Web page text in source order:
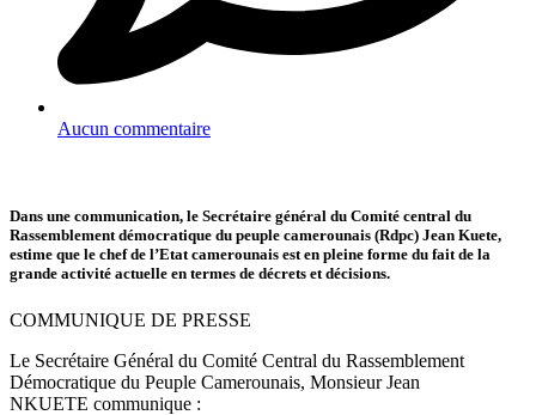
Aucun commentaire
Dans une communication, le Secrétaire général du Comité central du
Rassemblement démocratique du peuple camerounais (Rdpc) Jean Kuete,
estime que le chef de l’Etat camerounais est en pleine forme du fait de la
grande activité actuelle en termes de décrets et décisions.
COMMUNIQUE DE PRESSE
Le Secrétaire Général du Comité Central du Rassemblement
Démocratique du Peuple Camerounais, Monsieur Jean
NKUETE communique :